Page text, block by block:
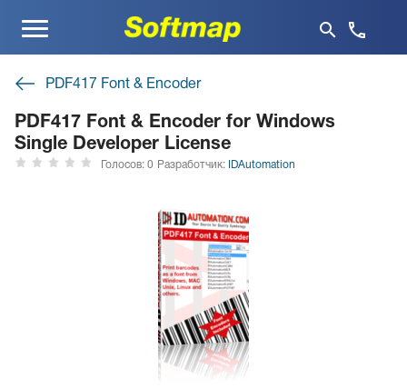
Меню
PDF417 Font & Encoder
PDF417 Font & Encoder for Windows
Single Developer License
Голосов: 0 Разработчик: IDAutomation